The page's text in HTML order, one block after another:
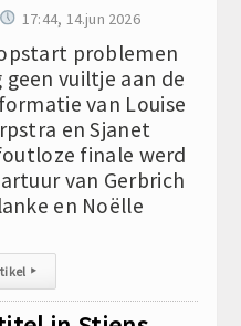
17:44, 14.jun 2026
problemen
geen vuiltje aan de
van Louise
en Sjanet
finale werd
van Gerbrich
en Noëlle
▸